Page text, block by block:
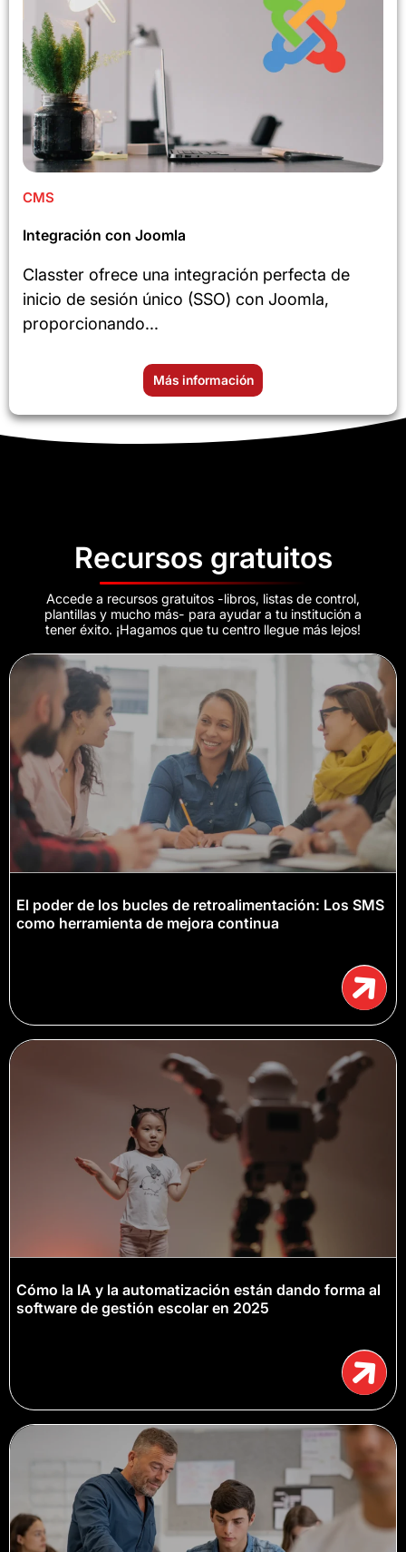
CMS
Integración con Joomla
Classter ofrece una integración perfecta de
inicio de sesión único (SSO) con Joomla,
proporcionando...
Más información
Recursos gratuitos
Accede a recursos gratuitos -libros, listas de control,
plantillas y mucho más- para ayudar a tu institución a
tener éxito. ¡Hagamos que tu centro llegue más lejos!
El poder de los bucles de retroalimentación: Los SMS
como herramienta de mejora continua
Cómo la IA y la automatización están dando forma al
software de gestión escolar en 2025